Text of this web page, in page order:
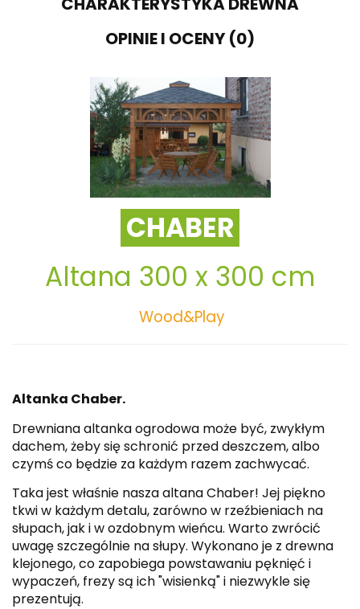
OPINIE I OCENY (0)
CHABER
Altana 300 x 300 cm
Wood&Play
Altanka Chaber.
Drewniana altanka ogrodowa może być, zwykłym
dachem, żeby się schronić przed deszczem, albo
czymś co będzie za każdym razem zachwycać.
Taka jest właśnie nasza altana Chaber! Jej piękno
tkwi w każdym detalu, zarówno w rzeźbieniach na
słupach, jak i w ozdobnym wieńcu. Warto zwrócić
uwagę szczególnie na słupy. Wykonano je z drewna
klejonego, co zapobiega powstawaniu pęknięć i
wypaczeń, frezy są ich "wisienką" i niezwykle się
prezentują.